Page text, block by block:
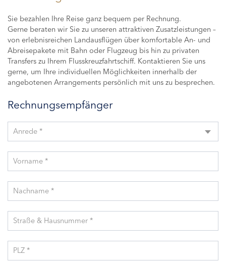
Sie bezahlen Ihre Reise ganz bequem per Rechnung.
Gerne beraten wir Sie zu unseren attraktiven Zusatzleistungen –
von erlebnisreichen Landausflügen über komfortable An- und
Abreisepakete mit Bahn oder Flugzeug bis hin zu privaten
Transfers zu Ihrem Flusskreuzfahrtschiff. Kontaktieren Sie uns
gerne, um Ihre individuellen Möglichkeiten innerhalb der
angebotenen Arrangements persönlich mit uns zu besprechen.
Rechnungsempfänger
Anrede *
Vorname *
Nachname *
Straße & Hausnummer *
PLZ *